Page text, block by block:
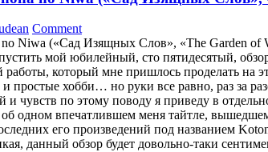
Comment
Niwa («Сад Изящных Слов», «The Garden of
мой юбилейный, сто пятидесятый,
работы, который мне пришлось проделать на
и простые хобби… но руки все равно, раз за
чувств по этому поводу я приведу в
об одном впечатлившем меня тайтле,
его произведений под названием
данный обзор будет довольно-таки